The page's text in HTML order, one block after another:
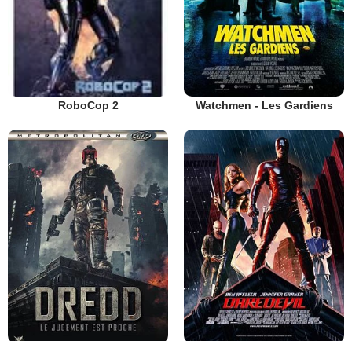
RoboCop 2 Watchmen - Les Gardiens